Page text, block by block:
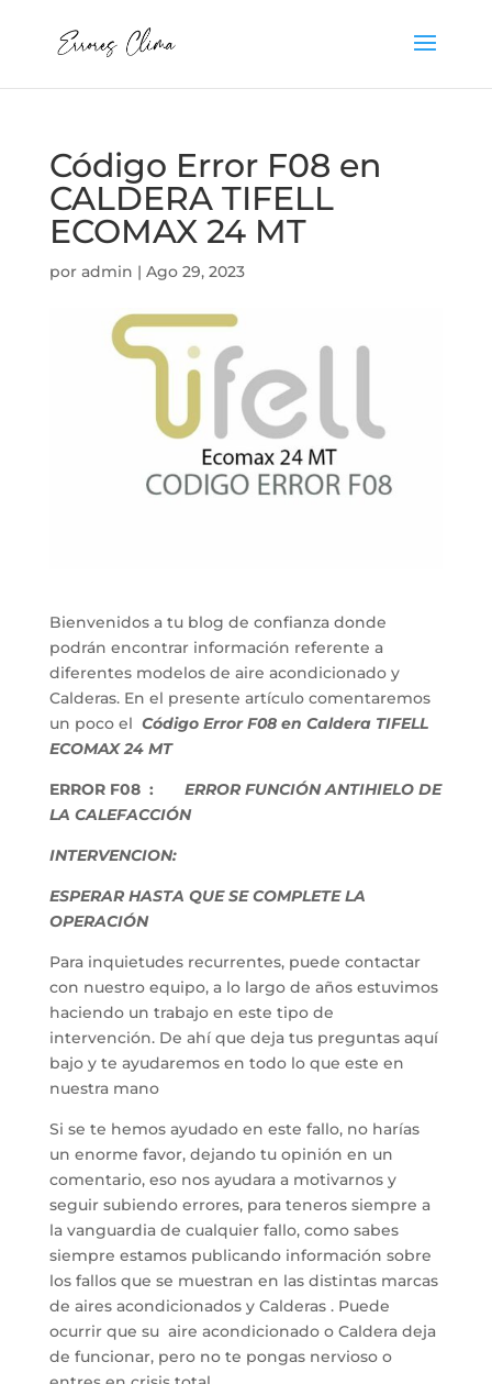
Código Error F08 en
CALDERA TIFELL
ECOMAX 24 MT
por admin | Ago 29, 2023
Bienvenidos a tu blog de confianza donde
podrán encontrar información referente a
diferentes modelos de aire acondicionado y
Calderas. En el presente artículo comentaremos
un poco el Código Error F08 en Caldera TIFELL
ECOMAX 24 MT
ERROR F08 :
ERROR FUNCIÓN ANTIHIELO DE
LA CALEFACCIÓN
INTERVENCION:
ESPERAR HASTA QUE SE COMPLETE LA
OPERACIÓN
Para inquietudes recurrentes, puede contactar
con nuestro equipo, a lo largo de años estuvimos
haciendo un trabajo en este tipo de
intervención. De ahí que deja tus preguntas aquí
bajo y te ayudaremos en todo lo que este en
nuestra mano
Si se te hemos ayudado en este fallo, no harías
un enorme favor, dejando tu opinión en un
comentario, eso nos ayudara a motivarnos y
seguir subiendo errores, para teneros siempre a
la vanguardia de cualquier fallo, como sabes
siempre estamos publicando información sobre
los fallos que se muestran en las distintas marcas
de aires acondicionados y Calderas . Puede
ocurrir que su aire acondicionado o Caldera deja
de funcionar, pero no te pongas nervioso o